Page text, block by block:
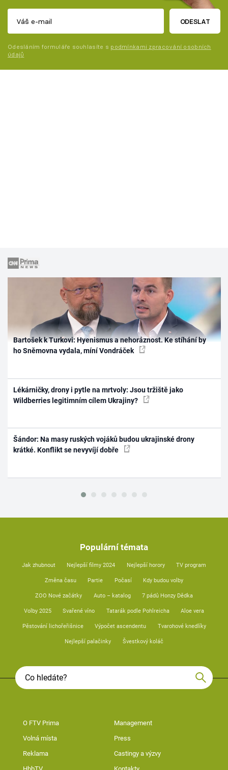
ODESLAT
Odesláním formuláře souhlasíte s podmínkami zpracování osobních
údajů
Bartošek k Turkovi: Hyenismus a nehoráznost. Ke stíhání by
ho Sněmovna vydala, míní Vondráček
Lékárničky, drony i pytle na mrtvoly: Jsou tržiště jako
Wildberries legitimním cílem Ukrajiny?
Šándor: Na masy ruských vojáků budou ukrajinské drony
krátké. Konflikt se nevyvíjí dobře
Populární témata
Jak zhubnout Nejlepší filmy 2024 Nejlepší horory TV program
Změna času Partie Počasí Kdy budou volby
ZOO Nové začátky Auto – katalog 7 pádů Honzy Dědka
Volby 2025 Svařené víno Tatarák podle Pohlreicha Aloe vera
Pěstování lichořeřišnice Výpočet ascendentu Tvarohové knedlíky
Nejlepší palačinky Švestkový koláč
O FTV Prima Management
Volná místa Press
Reklama Castingy a výzvy